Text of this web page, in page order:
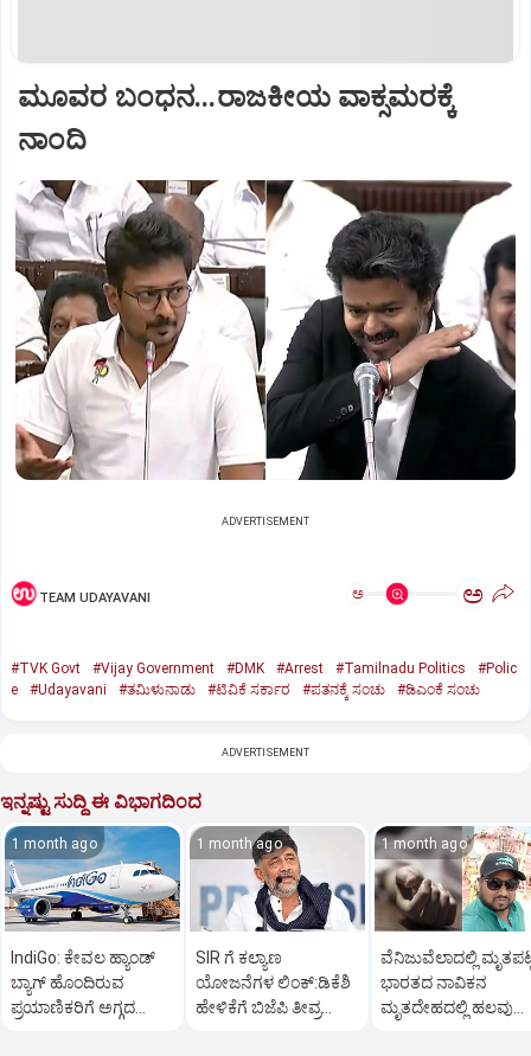
ಮೂವರ ಬಂಧನ...ರಾಜಕೀಯ ವಾಕ್ಸಮರಕ್ಕೆ
ನಾಂದಿ
ADVERTISEMENT
TEAM UDAYAVANI ಅ ಅ
#TVK Govt #Vijay Government #DMK #Arrest #Tamilnadu Politics
#Polic
e
#Udayavani #ತಮಿಳುನಾಡು #ಟಿವಿಕೆ ಸರ್ಕಾರ #ಪತನಕ್ಕೆ ಸಂಚು #ಡಿಎಂಕೆ ಸಂಚು
ADVERTISEMENT
ಇನ್ನಷ್ಟು ಸುದ್ದಿ ಈ ವಿಭಾಗದಿಂದ
1 month ago
IndiGo: ಕೇವಲ ಹ್ಯಾಂಡ್
ಬ್ಯಾಗ್‌ ಹೊಂದಿರುವ
ಪ್ರಯಾಣಿಕರಿಗೆ ಅಗ್ಗದ
1 month ago
SIR ಗೆ ಕಲ್ಯಾಣ
ಯೋಜನೆಗಳ ಲಿಂಕ್‌:ಡಿಕೆಶಿ
ಹೇಳಿಕೆಗೆ ಬಿಜೆಪಿ ತೀವ್ರ
1 month ago
ವೆನಿಜುವೆಲಾದಲ್ಲಿ
ಭಾರತದ ನಾವಿಕನ
ಮೃತದೇಹದಲ್ಲಿ ಹಲವು